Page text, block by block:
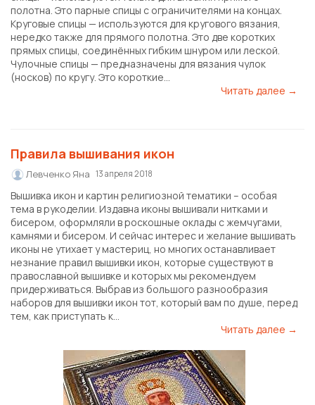
полотна. Это парные спицы с ограничителями на концах.
Круговые спицы — используются для кругового вязания,
нередко также для прямого полотна. Это две коротких
прямых спицы, соединённых гибким шнуром или леской.
Чулочные спицы — предназначены для вязания чулок
(носков) по кругу. Это короткие...
Читать далее →
Правила вышивания икон
Левченко Яна 13 апреля 2018
Вышивка икон и картин религиозной тематики – особая
тема в рукоделии. Издавна иконы вышивали нитками и
бисером, оформляли в роскошные оклады с жемчугами,
камнями и бисером. И сейчас интерес и желание вышивать
иконы не утихает у мастериц, но многих останавливает
незнание правил вышивки икон, которые существуют в
православной вышивке и которых мы рекомендуем
придерживаться. Выбрав из большого разнообразия
наборов для вышивки икон тот, который вам по душе, перед
тем, как приступать к...
Читать далее →